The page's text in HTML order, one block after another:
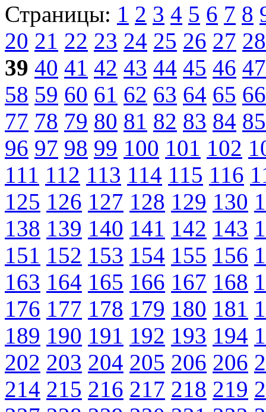
Страницы: 1 2 3 4 5 6 7 8
20 21 22 23 24 25 26 27 28
39 40 41 42 43 44 45 46 47
58 59 60 61 62 63 64 65 66
77 78 79 80 81 82 83 84 85
96 97 98 99 100 101 102
111 112 113 114 115 116
125 126 127 128 129 130
138 139 140 141 142 143
151 152 153 154 155 156
163 164 165 166 167 168
176 177 178 179 180 181
189 190 191 192 193 194
202 203 204 205 206 206
214 215 216 217 218 219